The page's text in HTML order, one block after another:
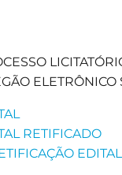
RETIFICADO
EDITAL